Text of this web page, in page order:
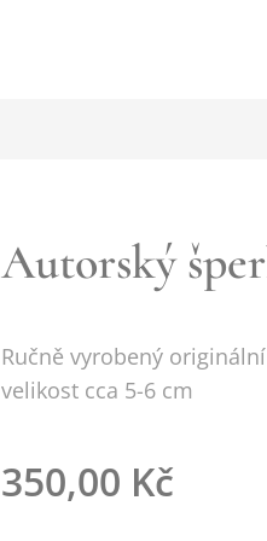
Autorský
Ručně vyrobený
velikost cca 5-6 cm
350,00 Kč